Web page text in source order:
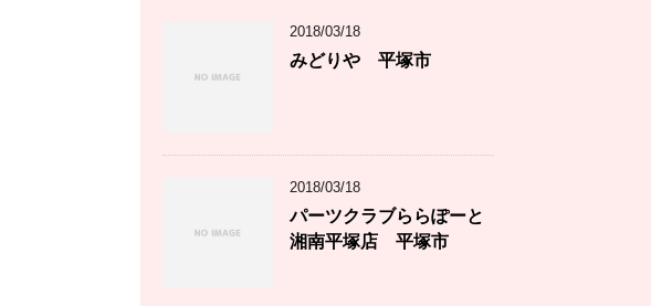
2018/03/18
みどりや 平塚市
2018/03/18
パーツクラブららぽーと
湘南平塚店 平塚市